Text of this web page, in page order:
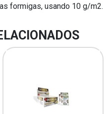
formigas, usando 10 g/m2.